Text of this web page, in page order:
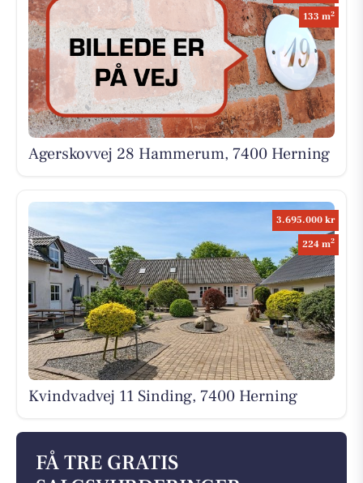
133 m2
Agerskovvej 28 Hammerum, 7400 Herning
3.695.000 kr
224 m2
Kvindvadvej 11 Sinding, 7400 Herning
FÅ TRE GRATIS